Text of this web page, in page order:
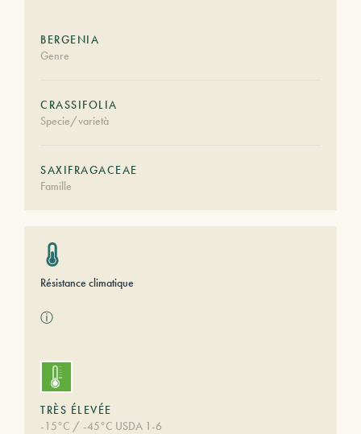
BERGENIA
Genre
CRASSIFOLIA
Specie/varietà
SAXIFRAGACEAE
Famille
Résistance climatique
ⓘ
TRÈS ÉLEVÉE
-15°C / -45°C USDA 1-6